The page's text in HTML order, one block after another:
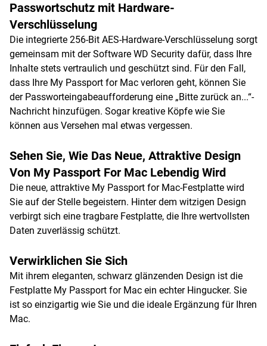
Passwortschutz mit Hardware-
Verschlüsselung
Die integrierte 256-Bit AES-Hardware-Verschlüsselung sorgt
gemeinsam mit der Software WD Security dafür, dass Ihre
Inhalte stets vertraulich und geschützt sind. Für den Fall,
dass Ihre My Passport for Mac verloren geht, können Sie
der Passworteingabeaufforderung eine „Bitte zurück an...“-
Nachricht hinzufügen. Sogar kreative Köpfe wie Sie
können aus Versehen mal etwas vergessen.
Sehen Sie, Wie Das Neue, Attraktive Design
Von My Passport For Mac Lebendig Wird
Die neue, attraktive My Passport for Mac-Festplatte wird
Sie auf der Stelle begeistern. Hinter dem witzigen Design
verbirgt sich eine tragbare Festplatte, die Ihre wertvollsten
Daten zuverlässig schützt.
Verwirklichen Sie Sich
Mit ihrem eleganten, schwarz glänzenden Design ist die
Festplatte My Passport for Mac ein echter Hingucker. Sie
ist so einzigartig wie Sie und die ideale Ergänzung für Ihren
Mac.